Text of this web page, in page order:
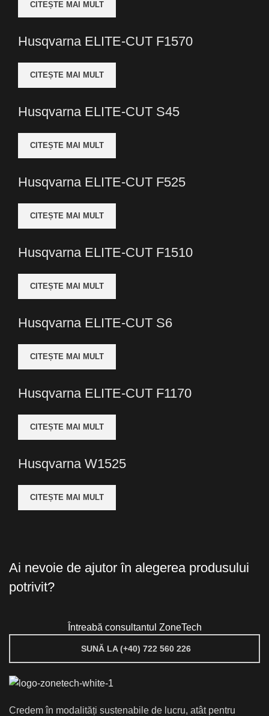
CITEȘTE MAI MULT
Husqvarna ELITE-CUT F1570
CITEȘTE MAI MULT
Husqvarna ELITE-CUT S45
CITEȘTE MAI MULT
Husqvarna ELITE-CUT F525
CITEȘTE MAI MULT
Husqvarna ELITE-CUT F1510
CITEȘTE MAI MULT
Husqvarna ELITE-CUT S6
CITEȘTE MAI MULT
Husqvarna ELITE-CUT F1170
CITEȘTE MAI MULT
Husqvarna W1525
CITEȘTE MAI MULT
Ai nevoie de ajutor în alegerea produsului
potrivit?
Întreabă consultantul ZoneTech
SUNĂ LA (+40) 722 560 226
Credem în modalități sustenabile de lucru, atât pentru